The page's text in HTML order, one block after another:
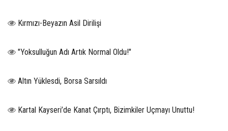
Kırmızı-Beyazın Asil Dirilişi
"Yoksulluğun Adı Artık Normal Oldu!"
Altın Yüklesdi, Borsa Sarsıldı
Kartal Kayseri’de Kanat Çırptı, Bizimkiler Uçmayı Unuttu!